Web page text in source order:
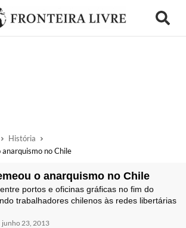
História
no Chile
o anarquismo no Chile
portos e oficinas gráficas no fim do
trabalhadores chilenos às redes libertárias
junho 23, 2013